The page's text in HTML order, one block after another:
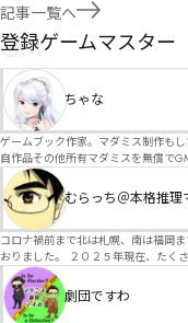
記事一覧へ
GM
登録ゲームマスター
ちゃな
ゲームブック作家。マダミス制作も
自作品その他所有マダミスを無償で
ぞ。
むらっち＠本格推理
コロナ禍前まで北は札幌、南は福岡
おりました。 ２０２５年現在、たくさんのマダミスシナリオが増えました。 エモい物語体験重視の
シナリオがマダミス・マーダーミス
リオは簡単に遊べます。 しかし、２～３時間ずっと考え＆議論して、見たことないトリックが解け
る閃きや犯人として逃げ切る楽しみ
劇団ですわ